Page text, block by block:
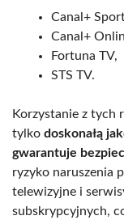
Canal+
Canal+
Fortuna TV,
STS TV.
Korzystanie z tych
tylko doskonałą
gwarantuje
ryzyko naruszenia
telewizyjne i
subskrypcyjnych,